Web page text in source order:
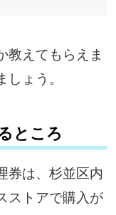
教えてもらえま
ょう。
ところ
券は、杉並区内
ストアで購入が